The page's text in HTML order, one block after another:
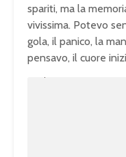
spariti, ma la
vivissima. Potevo
gola, il panico, la
pensavo, il cuore